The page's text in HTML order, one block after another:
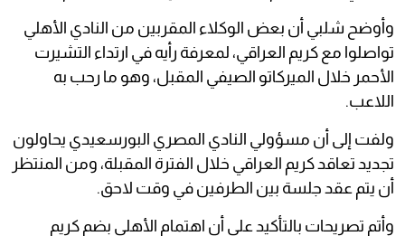
وأوضح شلبي أن بعض الوكلاء المقربين من النادي الأهلي
تواصلوا مع كريم العراقي، لمعرفة رأيه في ارتداء التشيرت
الأحمر خلال الميركاتو الصيفي المقبل، وهو ما رحب به
اللاعب.
ولفت إلى أن مسؤولي النادي المصري البورسعيدي يحاولون
تجديد تعاقد كريم العراقي خلال الفترة المقبلة، ومن المنتظر
أن يتم عقد جلسة بين الطرفين في وقت لاحق.
وأتم تصريحات بالتأكيد على أن اهتمام الأهلي بضم كريم